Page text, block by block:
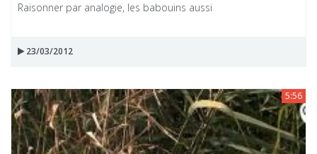
Raisonner par analogie, les babouins aussi
23/03/2012
5:56